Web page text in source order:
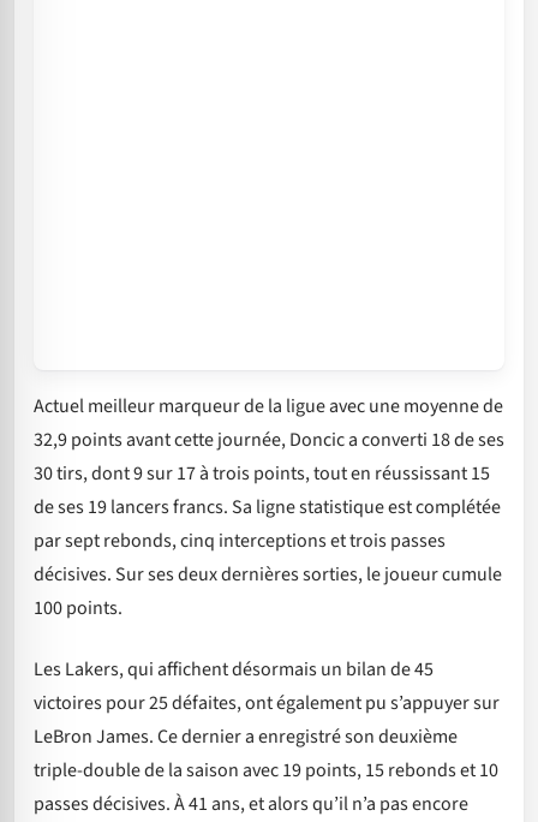
Actuel meilleur marqueur de la ligue avec une moyenne de
32,9 points avant cette journée, Doncic a converti 18 de ses
30 tirs, dont 9 sur 17 à trois points, tout en réussissant 15
de ses 19 lancers francs. Sa ligne statistique est complétée
par sept rebonds, cinq interceptions et trois passes
décisives. Sur ses deux dernières sorties, le joueur cumule
100 points.
Les Lakers, qui affichent désormais un bilan de 45
victoires pour 25 défaites, ont également pu s’appuyer sur
LeBron James. Ce dernier a enregistré son deuxième
triple-double de la saison avec 19 points, 15 rebonds et 10
passes décisives. À 41 ans, et alors qu’il n’a pas encore